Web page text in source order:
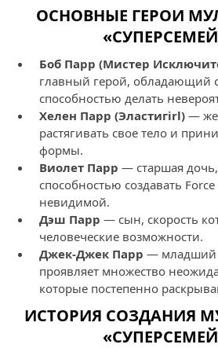
ОСНОВНЫЕ ГЕРОИ
Боб Парр (Мистер
главный герой, обладающий
способностью делать
Хелен Парр (Эластигirl) —
растягивать свое тело и
формы.
Виолет Парр — старшая
способностью создавать
невидимой.
Дэш Парр — сын, скорость
человеческие возможности.
Джек-Джек Парр — младший
проявляет множество
которые постепенно
ИСТОРИЯ СОЗДАНИЯ